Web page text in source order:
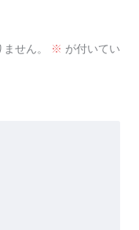
せん。 ※ が付いてい